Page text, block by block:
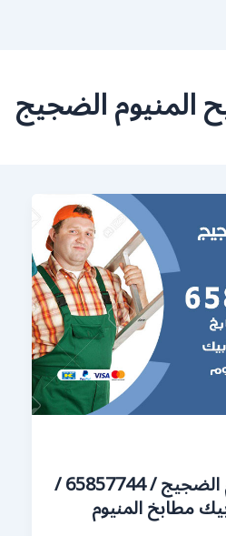
المنيوم الضجيج
رقم صيانة المنيوم الضجيج / 65857744 /
مطابخ المنيوم